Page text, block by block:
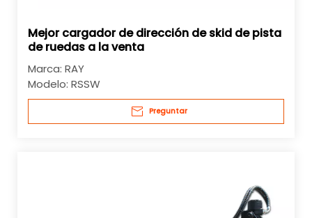
Mejor cargador de dirección de skid de pista
de ruedas a la venta
Marca: RAY
Modelo: RSSW
Preguntar